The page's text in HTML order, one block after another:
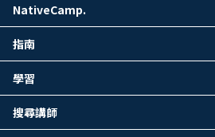
NativeCamp.
指南
學習
搜尋講師